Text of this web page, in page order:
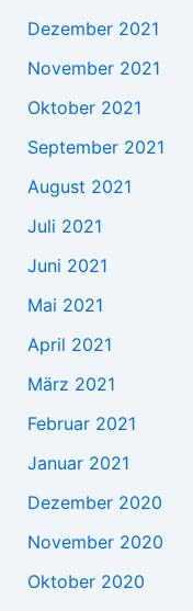
Dezember 2021
November 2021
Oktober 2021
September 2021
August 2021
Juli 2021
Juni 2021
Mai 2021
April 2021
März 2021
Februar 2021
Januar 2021
Dezember 2020
November 2020
Oktober 2020